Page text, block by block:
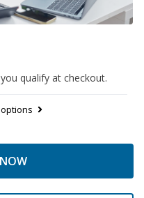
qualify at checkout.